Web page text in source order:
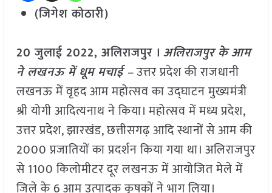
(जिगेश कोठारी)
20 जुलाई 2022, अलिराजपुर । अलिराजपुर के आम
ने लखनऊ में धूम मचाई –उत्तर प्रदेश की राजधानी
लखनऊ में वृहद आम महोत्सव का उद्घाटन मुख्यमंत्री
श्री योगी आदित्यनाथ ने किया। महोत्सव में मध्य प्रदेश,
उत्तर प्रदेश, झारखंड, छत्तीसगढ़ आदि स्थानों से आम की
2000 प्रजातियों का प्रदर्शन किया गया था। अलिराजपुर
से 1100 किलोमीटर दूर लखनऊ में आयोजित मेले में
जिले के 6 आम उत्पादक कृषकों ने भाग लिया।